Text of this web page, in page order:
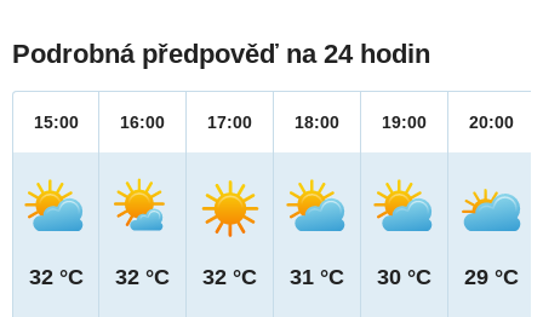
Podrobná předpověď na 24 hodin
15:00
32 °C
16:00
32 °C
17:00
32 °C
18:00
31 °C
19:00
30 °C
20:00
29 °C